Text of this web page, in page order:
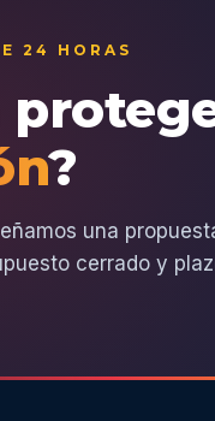
24 HORAS
?
una
cerrado y